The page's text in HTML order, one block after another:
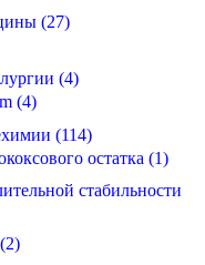
(27)
(4)
(4)
(114)
остатка (1)
стабильности